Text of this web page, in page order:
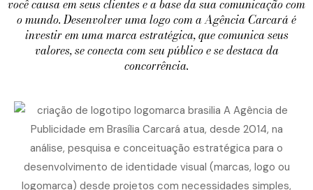
você causa em seus clientes e a base da sua comunicação com
o mundo. Desenvolver uma logo com a Agência Carcará é
investir em uma marca estratégica, que comunica seus
valores, se conecta com seu público e se destaca da
concorrência.